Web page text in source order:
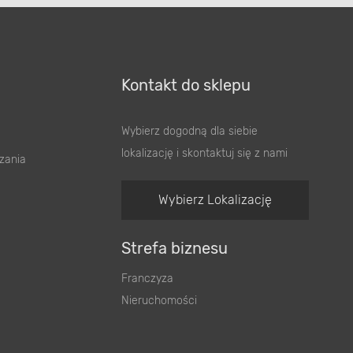
Kontakt do sklepu
Wybierz dogodną dla siebie
lokalizację i skontaktuj się z nami
Wybierz Lokalizację
Strefa biznesu
Franczyza
Nieruchomości